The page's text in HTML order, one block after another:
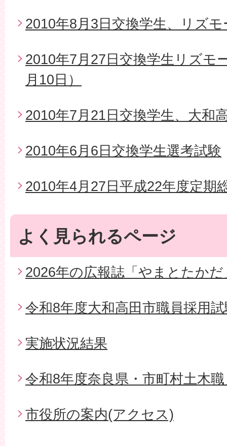
2010年8月3日交換学生、リズ
2010年7月27日交換学生リズモ
月10日）
2010年7月21日交換学生、大和
2010年6月6日交換学生選考試験
2010年4月27日平成22年度定期
よく見られるページ
2026年の広報誌「やまとたかだ
令和8年度大和高田市職員採用
実施状況結果
令和8年度奈良県・市町村土木
市役所の案内(アクセス)